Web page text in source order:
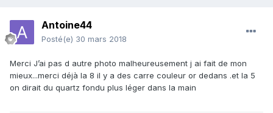
Antoine44
Posté(e) 30 mars 2018
Merci J’ai pas d autre photo malheureusement j ai fait de mon
mieux...merci déjà la 8 il y a des carre couleur or dedans .et la 5
on dirait du quartz fondu plus léger dans la main